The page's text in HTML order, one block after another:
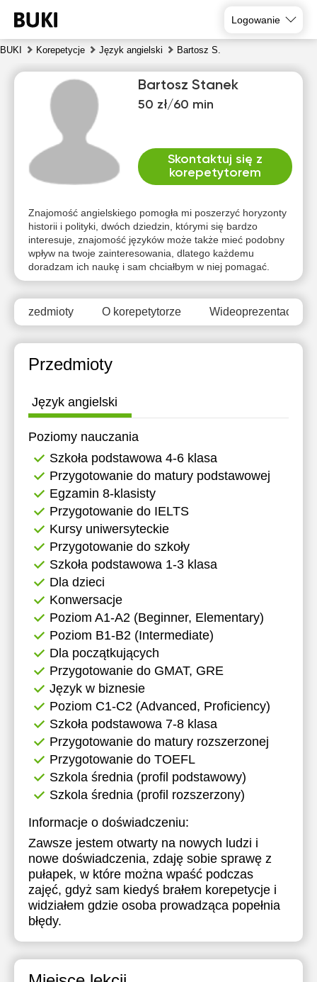
Logowanie
BUKI Korepetycje Język angielski Bartosz S.
Bartosz Stanek
50 zł/60 min
Skontaktuj się z
korepetytorem
Znajomość angielskiego pomogła mi poszerzyć horyzonty
historii i polityki, dwóch dziedzin, którymi się bardzo
interesuje, znajomość języków może także mieć podobny
wpływ na twoje zainteresowania, dlatego każdemu
doradzam ich naukę i sam chciałbym w niej pomagać.
Przedmioty O korepetytorze Wideoprezentacja
Przedmioty
Język angielski
Poziomy nauczania
Szkoła podstawowa 4-6 klasa
Przygotowanie do matury podstawowej
Egzamin 8-klasisty
Przygotowanie do IELTS
Kursy uniwersyteckie
Przygotowanie do szkoły
Szkoła podstawowa 1-3 klasa
Dla dzieci
Konwersacje
Poziom A1-A2 (Beginner, Elementary)
Poziom B1-B2 (Intermediate)
Dla początkujących
Przygotowanie do GMAT, GRE
Język w biznesie
Poziom C1-C2 (Advanced, Proficiency)
Szkoła podstawowa 7-8 klasa
Przygotowanie do matury rozszerzonej
Przygotowanie do TOEFL
Szkola średnia (profil podstawowy)
Szkola średnia (profil rozszerzony)
Informacje o doświadczeniu:
Zawsze jestem otwarty na nowych ludzi i
nowe doświadczenia, zdaję sobie sprawę z
pułapek, w które można wpaść podczas
zajęć, gdyż sam kiedyś brałem korepetycje i
widziałem gdzie osoba prowadząca popełnia
błędy.
6
7
8
9
10
11
Brak
dostępnych
terminów
14:00
16:00
17:00
17:30
18:00
18:30
19:00
19:30
20:00
20:30
10:00
10:30
13:00
13:30
14:00
14:30
15:00
15:30
16:30
17:00
17:30
18:00
18:30
19:00
19:30
20:00
20:30
21:00
10:00
14:00
15:00
15:30
17:00
17:30
18:30
19:00
19:30
20:00
20:30
21:00
Brak
dostępnych
terminów
Brak
dostępnych
terminów